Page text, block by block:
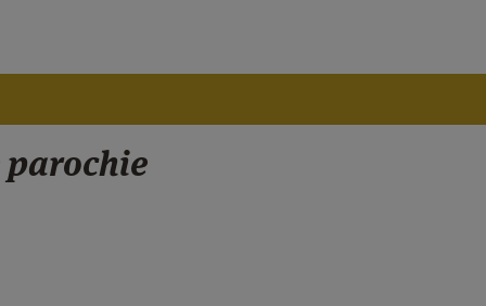
parochie